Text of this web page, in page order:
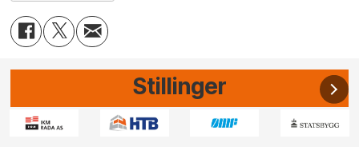
Stillinger